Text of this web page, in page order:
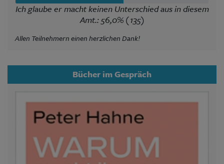
Ich glaube er macht keinen Unterschied aus in diesem
Amt.: 56,0% (135)
Allen Teilnehmern einen herzlichen Dank!
Bücher im Gespräch